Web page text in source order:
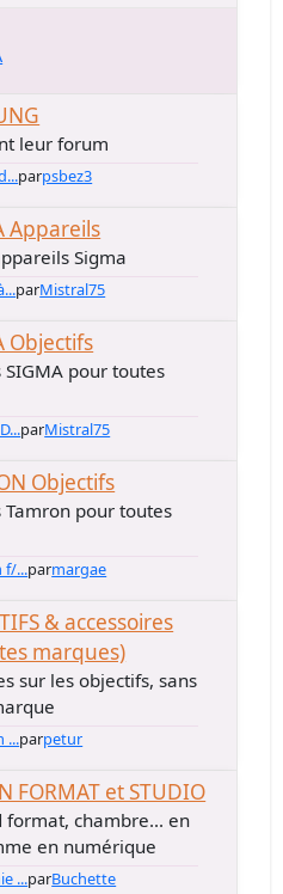
leur forum
parpsbez3
Appareils
Sigma
parMistral75
Objectifs
pour toutes
parMistral75
Objectifs
pour toutes
f/...parmargae
& accessoires
marques)
sur les objectifs, sans
...parpetur
FORMAT et STUDIO
format, chambre... en
en numérique
...parBuchette